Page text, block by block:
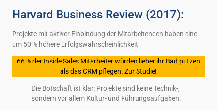
Harvard Business Review (2017):
Projekte mit aktiver Einbindung der Mitarbeitenden haben eine
um 50 % höhere Erfolgswahrscheinlichkeit.
66 % der Inside Sales Mitarbeiter würden lieber ihr Bad putzen
als das CRM pflegen. Zur Studie!
Die Botschaft ist klar: Projekte sind keine Technik-,
sondern vor allem Kultur- und Führungsaufgaben.